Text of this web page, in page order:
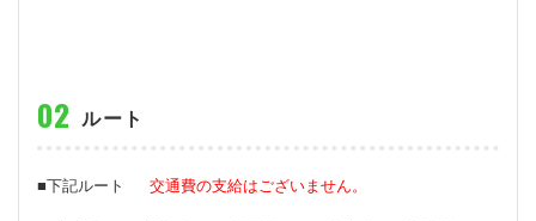
ルート
■下記ルート 交通費の支給はございません。